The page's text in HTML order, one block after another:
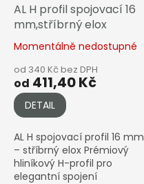
AL H profil spojovací 16
mm,stříbrný elox
Momentálně nedostupné
od 340 Kč bez DPH
od 411,40 Kč
DETAIL
AL H spojovací profil 16 mm
– stříbrný elox Prémiový
hliníkový H-profil pro
elegantní spojení